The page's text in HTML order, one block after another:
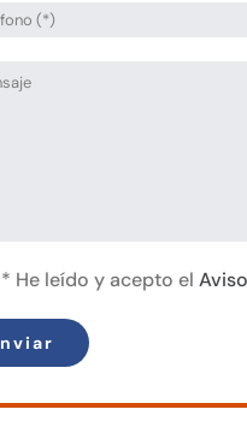
* He leído y acepto el